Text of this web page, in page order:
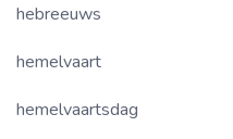
hebreeuws
hemelvaart
hemelvaartsdag